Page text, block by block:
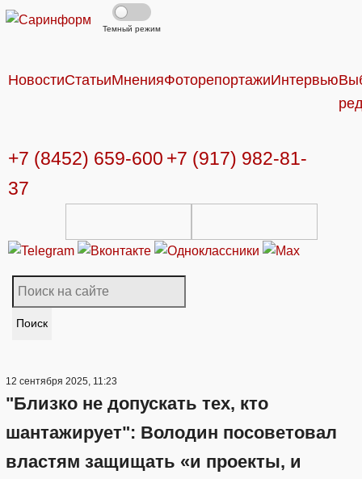
Темный режим
НовостиСтатьиМненияФоторепортажиИнтервью
+7 (8452) 659-600 +7 (917) 982-81-
37
Поиск
12 сентября 2025, 11:23
"Близко не допускать тех, кто
шантажирует": Володин посоветовал
властям защищать «и проекты, и